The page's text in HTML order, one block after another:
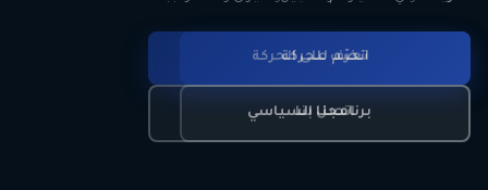
تعرّف على الحركة
برنامجنا السياسي
انضم للحركة
اتصل بنا